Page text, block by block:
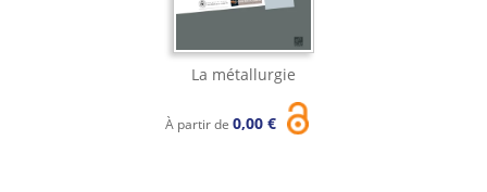
La métallurgie
À partir de 0,00 €